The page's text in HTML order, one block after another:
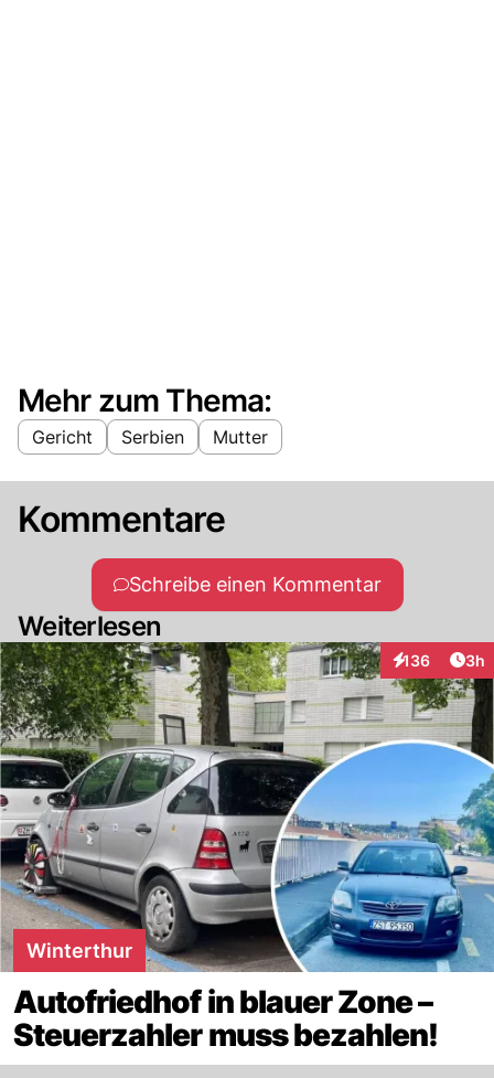
Mehr zum Thema:
Gericht Serbien Mutter
Kommentare
Schreibe einen Kommentar
Weiterlesen
136
Interaktionen
3h
Winterthur
Autofriedhof in blauer Zone –
Steuerzahler muss bezahlen!